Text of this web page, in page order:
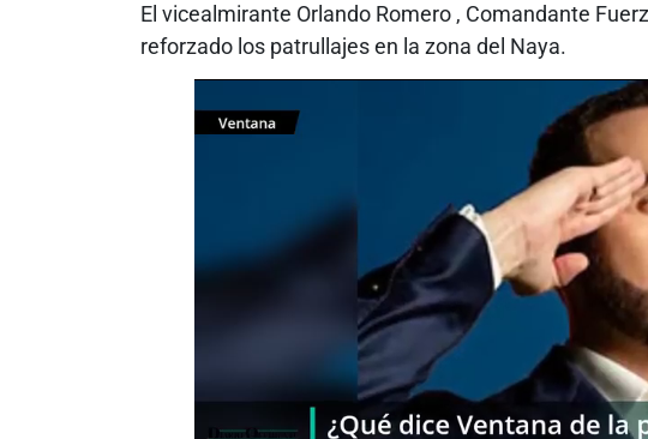
El vicealmirante Orlando Romero , Comandante
reforzado los patrullajes en la zona del Naya.